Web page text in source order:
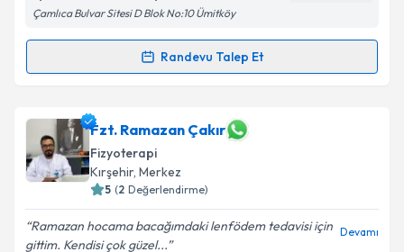
Kişisel verilerimin işlenmesine ilişkin
Metni'ni okudum ve kişisel verilerimin belirtilen
Takvim Talebini Gönder
Çamlıca Bulvar Sitesi D Blok No:10 Ümitköy
Randevu Talep Et
Randevu Takvimi Talebi
Fzt. Saime Kocabay için randevu takvimi talebi
oluşturun. Size bu uzmandan randevu almanız için bir
takvim hazırlandığında e-posta ile bilgilendireceğiz.
E-posta Adresiniz
Fzt. Ramazan Çakır
Fizyoterapi
Kırşehir, Merkez
5 (2 Değerlendirme)
Ramazan hocama bacağımdaki lenfödem tedavisi için
gittim. Kendisi çok güzel...
Devamı